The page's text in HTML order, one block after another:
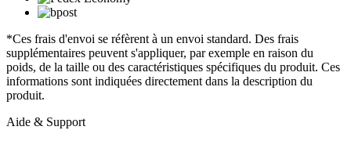
*Ces frais d'envoi se réfèrent à un envoi standard. Des frais
supplémentaires peuvent s'appliquer, par exemple en raison du
poids, de la taille ou des caractéristiques spécifiques du produit. Ces
informations sont indiquées directement dans la description du
produit.
Aide & Support